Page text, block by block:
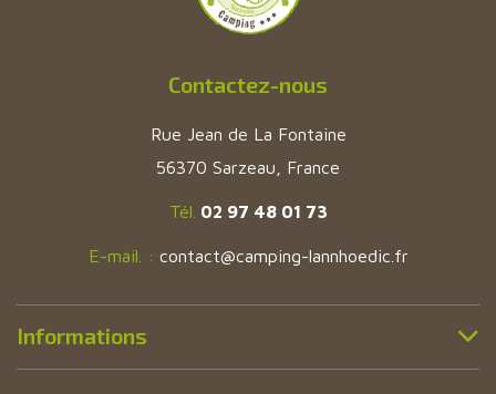
Contactez-nous
Rue Jean de La Fontaine
56370 Sarzeau, France
Tél. 02 97 48 01 73
E-mail. : contact@camping-lannhoedic.fr
Informations